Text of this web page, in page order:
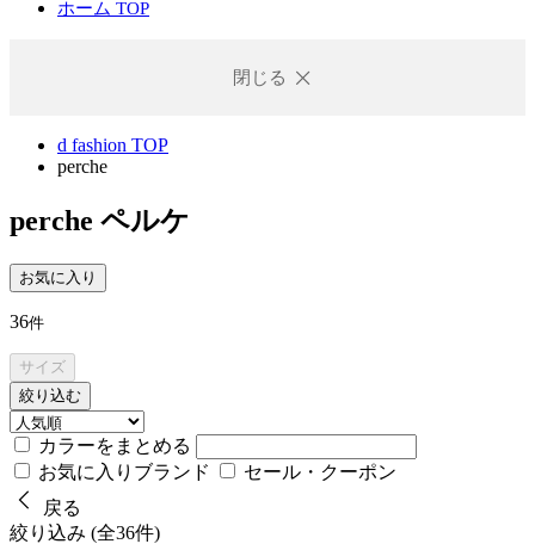
ホーム TOP
閉じる
d fashion TOP
perche
perche ペルケ
お気に入り
36件
サイズ
絞り込む
カラーをまとめる
お気に入りブランド
セール・クーポン
戻る
絞り込み (全36件)